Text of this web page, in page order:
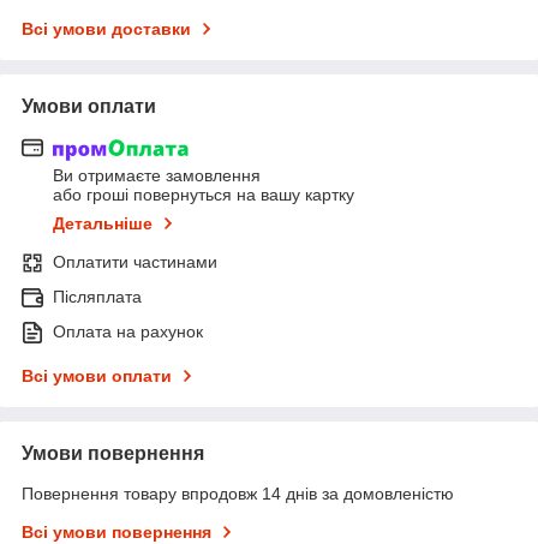
Всі умови доставки
Умови оплати
Ви отримаєте замовлення
або гроші повернуться на вашу картку
Детальніше
Оплатити частинами
Післяплата
Оплата на рахунок
Всі умови оплати
Умови повернення
Повернення товару впродовж 14 днів за домовленістю
Всі умови повернення